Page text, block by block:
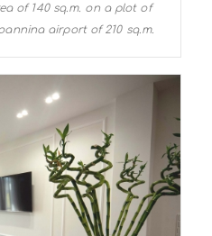
of ​​140 sq.m. on a plot of
airport of 210 sq.m.